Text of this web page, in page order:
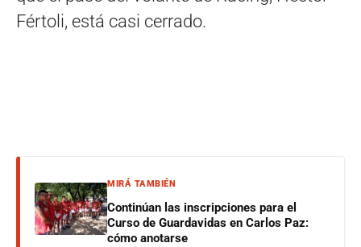
Fértoli, está casi cerrado.
MIRÁ TAMBIÉN
Continúan las inscripciones para el
Curso de Guardavidas en Carlos Paz:
cómo anotarse